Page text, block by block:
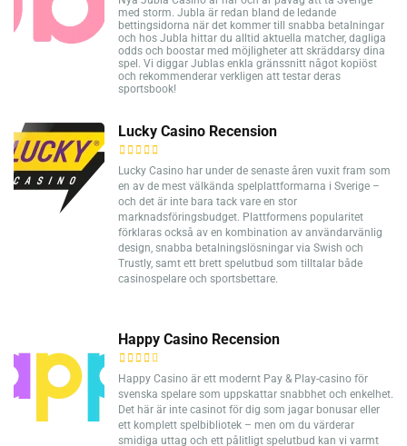
med storm. Jubla är redan bland de ledande
bettingsidorna när det kommer till snabba betalningar
och hos Jubla hittar du alltid aktuella matcher, dagliga
odds och boostar med möjligheter att skräddarsy dina
spel. Vi diggar Jublas enkla gränssnitt något kopiöst
och rekommenderar verkligen att testar deras
sportsbook!
Lucky Casino Recension
Lucky Casino har under de senaste åren vuxit fram som
en av de mest välkända spelplattformarna i Sverige –
och det är inte bara tack vare en stor
marknadsföringsbudget. Plattformens popularitet
förklaras också av en kombination av användarvänlig
design, snabba betalningslösningar via Swish och
Trustly, samt ett brett spelutbud som tilltalar både
casinospelare och sportsbettare.
Happy Casino Recension
Happy Casino är ett modernt Pay & Play-casino för
svenska spelare som uppskattar snabbhet och enkelhet.
Det här är inte casinot för dig som jagar bonusar eller
ett komplett spelbibliotek – men om du värderar
smidiga uttag och ett pålitligt spelutbud kan vi varmt